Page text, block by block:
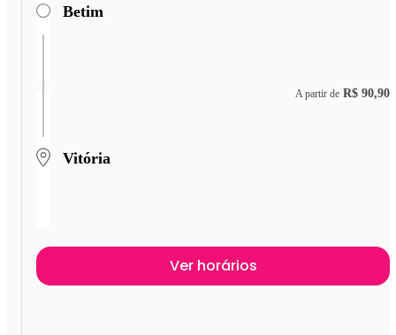
Betim
Vitória
A partir de R$ 90,90
Ver horários